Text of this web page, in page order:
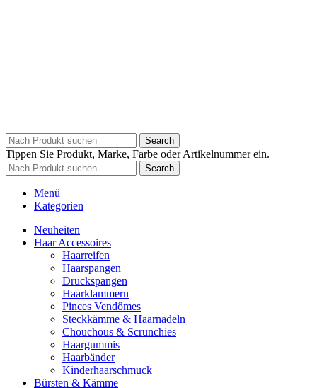
Search
Tippen Sie Produkt, Marke, Farbe oder Artikelnummer ein.
Search
Menü
Kategorien
Neuheiten
Haar Accessoires
Haarreifen
Haarspangen
Druckspangen
Haarklammern
Pinces Vendômes
Steckkämme & Haarnadeln
Chouchous & Scrunchies
Haargummis
Haarbänder
Kinderhaarschmuck
Bürsten & Kämme